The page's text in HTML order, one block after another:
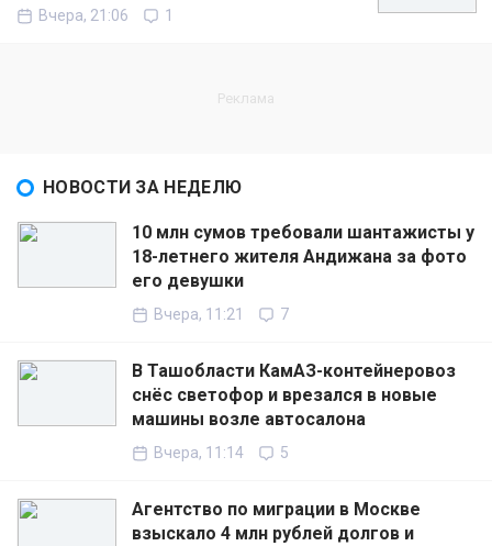
Вчера, 21:06 1
НОВОСТИ ЗА НЕДЕЛЮ
10 млн сумов требовали шантажисты у
18-летнего жителя Андижана за фото
его девушки
Вчера, 11:21 7
В Ташобласти КамАЗ-контейнеровоз
снёс светофор и врезался в новые
машины возле автосалона
Вчера, 11:14 5
Агентство по миграции в Москве
взыскало 4 млн рублей долгов и